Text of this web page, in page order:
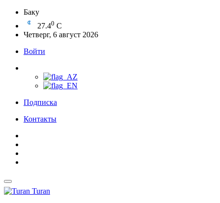
Баку
27.40 C
Четверг, 6 август 2026
Войти
Подписка
Контакты
Turan